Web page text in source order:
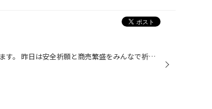
みなさま明けましておめでとうございます。 昨日は安全祈願と商売繁盛をみんなで祈願いたしました。 そしてその後はお楽しみ 新年会(*^。^*) 今年もタイヤ館やつしろ元気いっぱいがんばます！！